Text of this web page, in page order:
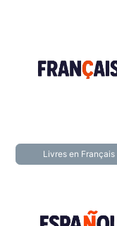
Livres en Français